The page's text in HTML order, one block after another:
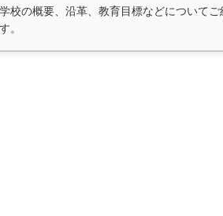
学校の概要、沿革、教育目標などについてご
す。
研究・教育